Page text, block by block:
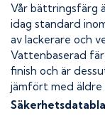
Vår bättringsfärg
idag standard
av lackerare och
Vattenbaserad
finish och är
jämfört med äldre